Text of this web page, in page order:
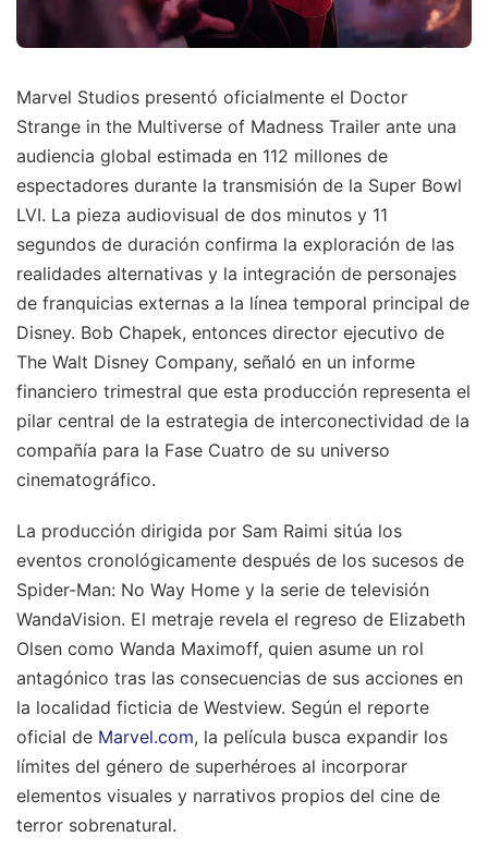
Marvel Studios presentó oficialmente el Doctor
Strange in the Multiverse of Madness Trailer ante una
audiencia global estimada en 112 millones de
espectadores durante la transmisión de la Super Bowl
LVI. La pieza audiovisual de dos minutos y 11
segundos de duración confirma la exploración de las
realidades alternativas y la integración de personajes
de franquicias externas a la línea temporal principal de
Disney. Bob Chapek, entonces director ejecutivo de
The Walt Disney Company, señaló en un informe
financiero trimestral que esta producción representa el
pilar central de la estrategia de interconectividad de la
compañía para la Fase Cuatro de su universo
cinematográfico.
La producción dirigida por Sam Raimi sitúa los
eventos cronológicamente después de los sucesos de
Spider-Man: No Way Home y la serie de televisión
WandaVision. El metraje revela el regreso de Elizabeth
Olsen como Wanda Maximoff, quien asume un rol
antagónico tras las consecuencias de sus acciones en
la localidad ficticia de Westview. Según el reporte
oficial de Marvel.com, la película busca expandir los
límites del género de superhéroes al incorporar
elementos visuales y narrativos propios del cine de
terror sobrenatural.